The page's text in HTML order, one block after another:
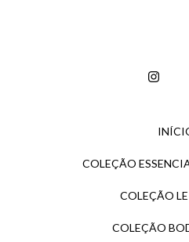
COLEÇÃO
COLEÇÃO
COLEÇÃO